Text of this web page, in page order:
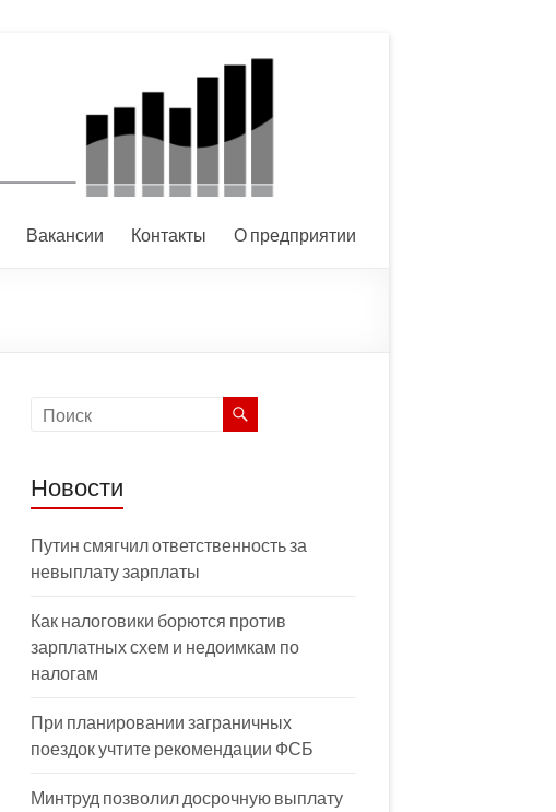
Вакансии Контакты О предприятии
Новости
Путин смягчил ответственность за
невыплату зарплаты
Как налоговики борются против
зарплатных схем и недоимкам по
налогам
При планировании заграничных
поездок учтите рекомендации ФСБ
Минтруд позволил досрочную выплату